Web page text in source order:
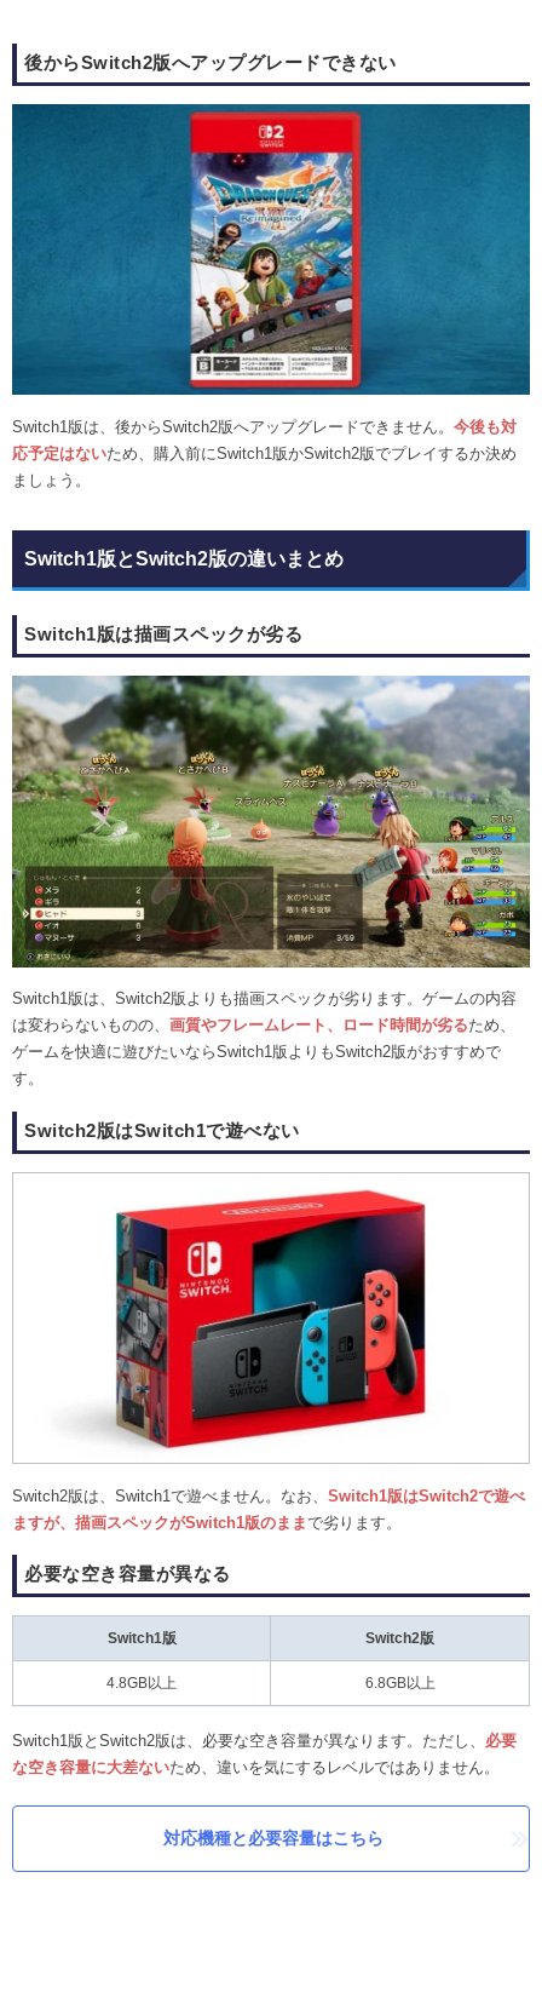
後からSwitch2版へアップグレードできない
Switch1版は、後からSwitch2版へアップグレードできません。 今後も対
応予定はないため、購入前にSwitch1版かSwitch2版でプレイするか決め
ましょう。
Switch1版とSwitch2版の違いまとめ
Switch1版は描画スペックが劣る
Switch1版は、Switch2版よりも描画スペックが劣ります。ゲームの内容
は変わらないものの、 画質やフレームレート、ロード時間が劣るため、
ゲームを快適に遊びたいならSwitch1版よりもSwitch2版がおすすめで
す。
Switch2版はSwitch1で遊べない
Switch2版は、Switch1で遊べません。なお、 Switch1版はSwitch2で遊べ
ますが、描画スペックがSwitch1版のままで劣ります。
必要な空き容量が異なる
Switch1版 Switch2版
4.8GB以上 6.8GB以上
Switch1版とSwitch2版は、必要な空き容量が異なります。ただし、 必要
な空き容量に大差ないため、違いを気にするレベルではありません。
対応機種と必要容量はこちら